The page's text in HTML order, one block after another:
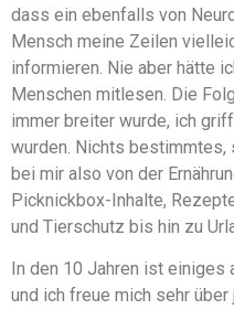
dass ein ebenfalls von
Mensch meine Zeilen
informieren. Nie aber hätte
Menschen mitlesen. Die
immer breiter wurde, ich
wurden. Nichts bestimmtes,
bei mir also von der
Picknickbox-Inhalte,
und Tierschutz bis hin zu
In den 10 Jahren ist
und ich freue mich sehr